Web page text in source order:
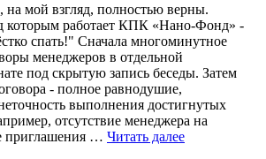
мой взгляд, полностью верны.
которым работает КПК «Нано-Фонд» -
спать!" Сначала многоминутное
менеджеров в отдельной
под скрытую запись беседы. Затем
- полное равнодушие,
выполнения достигнутых
отсутствие менеджера на
приглашения … Читать далее